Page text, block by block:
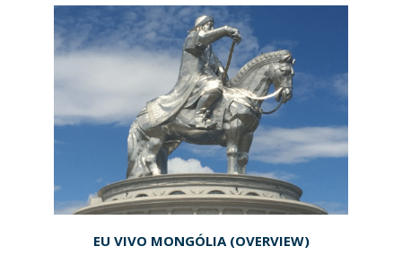
EU VIVO MONGÓLIA (OVERVIEW)